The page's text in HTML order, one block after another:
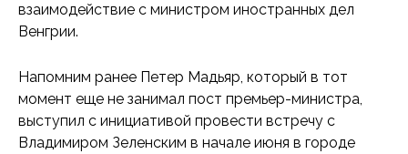
взаимодействие с министром иностранных дел
Венгрии.
Напомним ранее Петер Мадьяр, который в тот
момент еще не занимал пост премьер-министра,
выступил с инициативой провести встречу с
Владимиром Зеленским в начале июня в городе